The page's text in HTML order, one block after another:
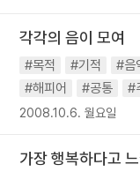
각각의 음이 모여
#목적 #기적 #음
#해피어
#공통 #
2008.10.6. 월요일
가장 행복하다고